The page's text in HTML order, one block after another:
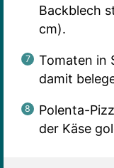
Backblech
cm).
Tomaten in
damit
Polenta-
der Käse